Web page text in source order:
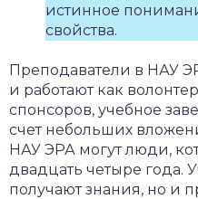
истинное
свойства.
Преподаватели в НАУ
и работают как
спонсоров, учебное
счет небольших
НАУ ЭРА могут люди,
двадцать четыре года.
получают знания, но и